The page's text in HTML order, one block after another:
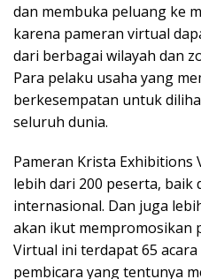
dan membuka peluang ke
karena pameran virtual
dari berbagai wilayah dan
Para pelaku usaha yang
berkesempatan untuk
seluruh dunia.
Pameran Krista Exhibitions
lebih dari 200 peserta, baik
internasional. Dan juga
akan ikut mempromosikan
Virtual ini terdapat 65
pembicara yang tentunya